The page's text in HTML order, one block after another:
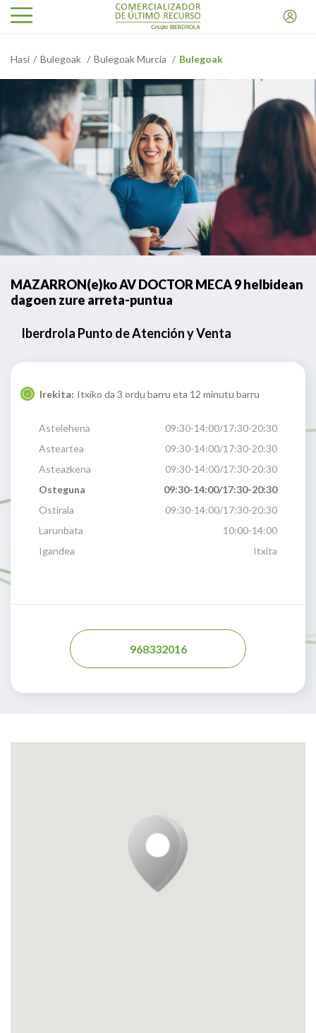
Hasi Bulegoak Bulegoak Murcia Bulegoak
MAZARRON(e)ko AV DOCTOR MECA 9 helbidean
dagoen zure arreta-puntua
Iberdrola Punto de Atención y Venta
Irekita: Itxiko da 3 ordu barru eta 12 minutu barru
Astelehena
09:30-14:00/17:30-20:30
Asteartea
09:30-14:00/17:30-20:30
Asteazkena
09:30-14:00/17:30-20:30
Osteguna
09:30-14:00/17:30-20:30
Ostirala
09:30-14:00/17:30-20:30
Larunbata
10:00-14:00
Igandea
Itxita
968332016